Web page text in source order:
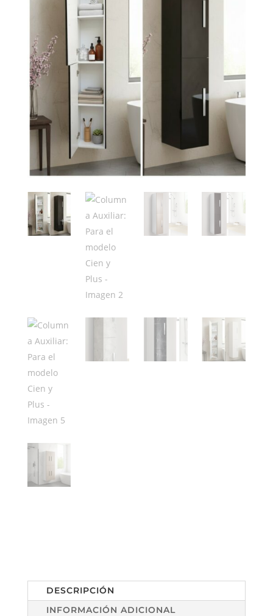
CANTIDAD
DESCRIPCIÓN
INFORMACIÓN ADICIONAL